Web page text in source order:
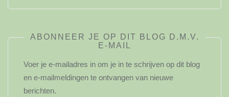
ABONNEER JE OP DIT BLOG D.M.V.
E-MAIL
Voer je e-mailadres in om je in te schrijven op dit blog
en e-mailmeldingen te ontvangen van nieuwe
berichten.